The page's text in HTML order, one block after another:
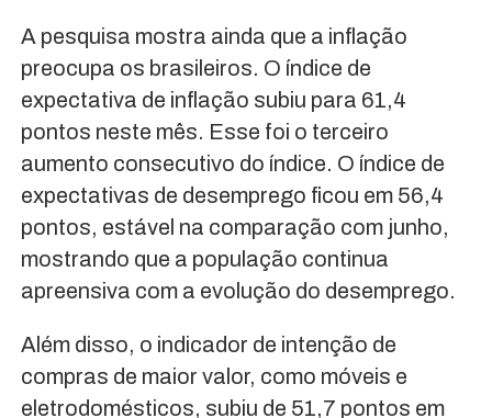
A pesquisa mostra ainda que a inflação
preocupa os brasileiros. O índice de
expectativa de inflação subiu para 61,4
pontos neste mês. Esse foi o terceiro
aumento consecutivo do índice. O índice de
expectativas de desemprego ficou em 56,4
pontos, estável na comparação com junho,
mostrando que a população continua
apreensiva com a evolução do desemprego.
Além disso, o indicador de intenção de
compras de maior valor, como móveis e
eletrodomésticos, subiu de 51,7 pontos em